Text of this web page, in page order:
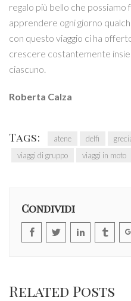
regalo più bello che possiamo
apprendere ogni giorno
con questo viaggio ci ha
crescere costantemente
ciascuno.
Roberta Calza
Tags: atene delfi
viaggi di gruppo
viaggi in moto
Condividi
Related Posts